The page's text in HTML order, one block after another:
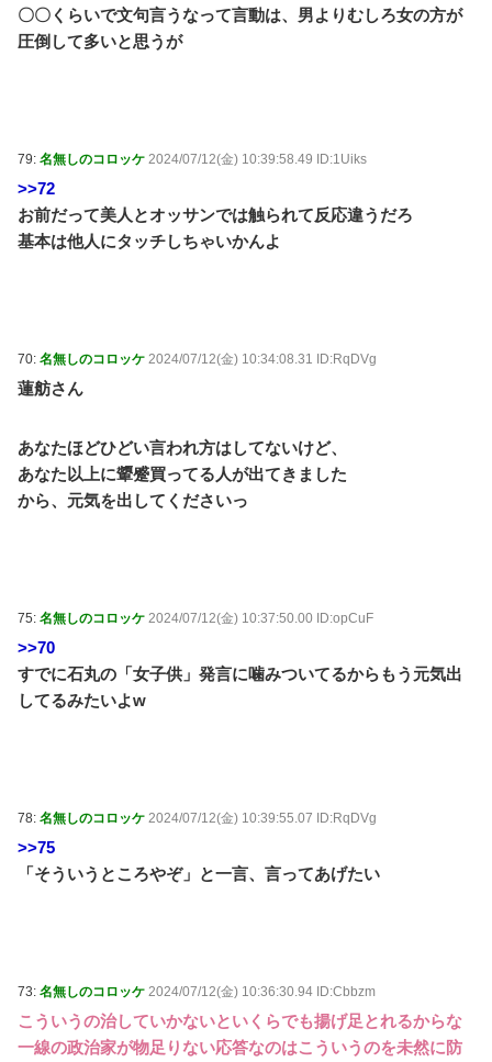
〇〇くらいで文句言うなって言動は、男よりむしろ女の方が
圧倒して多いと思うが
79: 名無しのコロッケ 2024/07/12(金) 10:39:58.49 ID:1Uiks
>>72
お前だって美人とオッサンでは触られて反応違うだろ
基本は他人にタッチしちゃいかんよ
70: 名無しのコロッケ 2024/07/12(金) 10:34:08.31 ID:RqDVg
蓮舫さん
あなたほどひどい言われ方はしてないけど、
あなた以上に顰蹙買ってる人が出てきました
から、元気を出してくださいっ
75: 名無しのコロッケ 2024/07/12(金) 10:37:50.00 ID:opCuF
>>70
すでに石丸の「女子供」発言に噛みついてるからもう元気出
してるみたいよw
78: 名無しのコロッケ 2024/07/12(金) 10:39:55.07 ID:RqDVg
>>75
「そういうところやぞ」と一言、言ってあげたい
73: 名無しのコロッケ 2024/07/12(金) 10:36:30.94 ID:Cbbzm
こういうの治していかないといくらでも揚げ足とれるからな
一線の政治家が物足りない応答なのはこういうのを未然に防